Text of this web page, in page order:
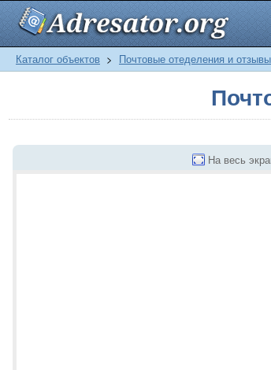
Каталог объектов > Почтовые отеделения и
На весь